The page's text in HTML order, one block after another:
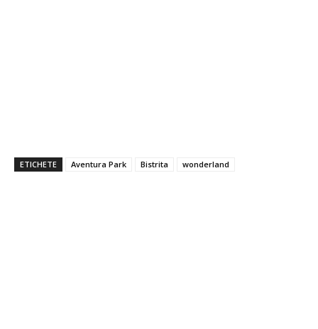
ETICHETE Aventura Park Bistrita wonderland